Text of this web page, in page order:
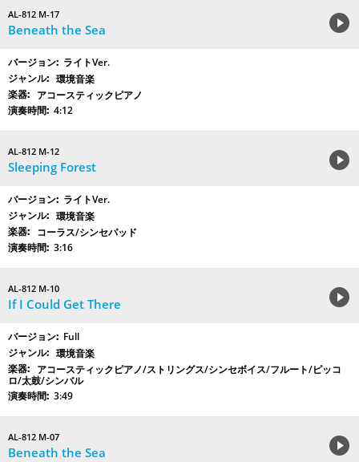
AL-812 M-17
Beneath the Sea
ライトVer.
環境音楽
アコースティックピアノ
4:12
AL-812 M-12
Sleeping Forest
ライトVer.
環境音楽
コーラス/シンセパッド
3:16
AL-812 M-10
If I Could Get There
Full
環境音楽
アコースティックピアノ/ストリングス/シンセボイス/フルート/ピッコ
ロ/太鼓/シンバル
3:49
AL-812 M-07
Beneath the Sea